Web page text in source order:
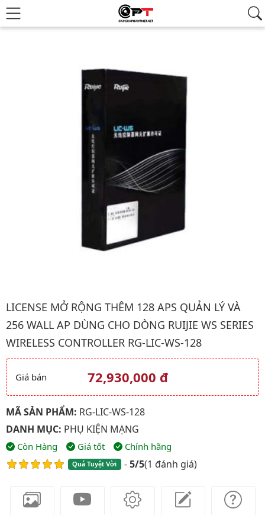
Hình ảnh đại diện của sản phẩm License mở rộng thêm 128
LICENSE MỞ RỘNG THÊM 128 APS QUẢN LÝ VÀ
256 WALL AP DÙNG CHO DÒNG RUIJIE WS SERIES
WIRELESS CONTROLLER RG-LIC-WS-128
Giá và khuyến mãi
Giá bán 72,930,000 đ
MÃ SẢN PHẨM: RG-LIC-WS-128
DANH MỤC: PHỤ KIỆN MẠNG
Còn Hàng Giá tốt Chính hãng
Quá Tuyệt Vời -5/5(1 đánh giá)